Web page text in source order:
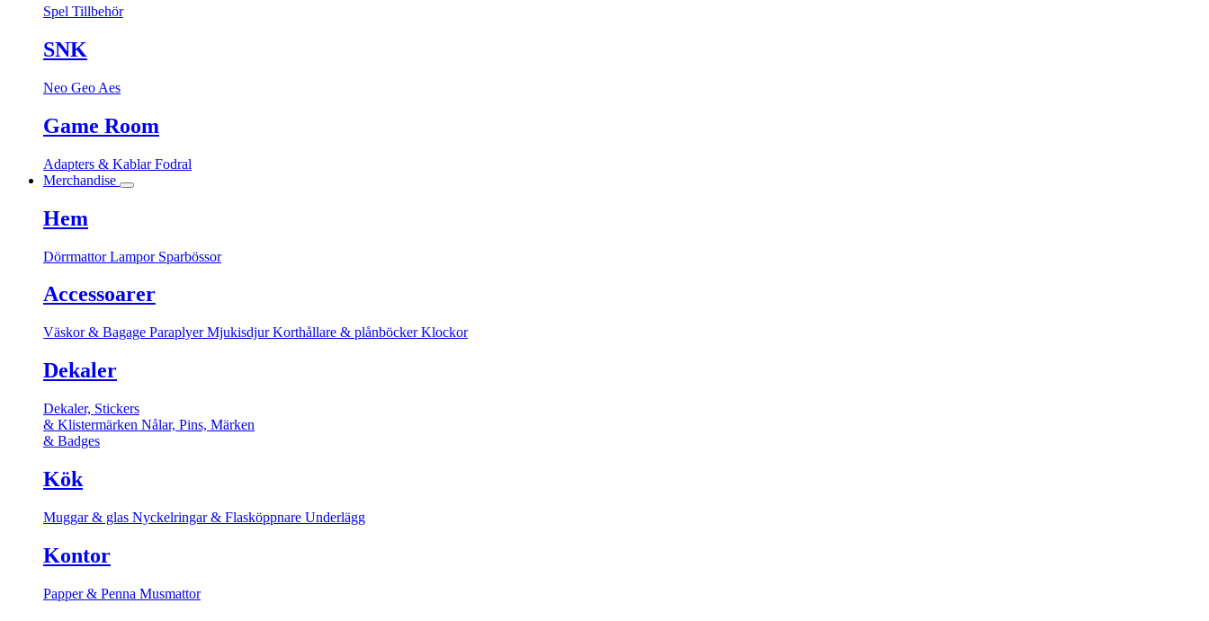
Spel Tillbehör
SNK
Neo Geo Aes
Game Room
Adapters & KablarFodral
Merchandise
Hem
DörrmattorLampor Sparbössor
Accessoarer
Väskor & Bagage ParaplyerMjukisdjurKorthållare & plånböckerKlockor
Dekaler
Dekaler, Stickers
& Klistermärken Nålar, Pins, Märken
& Badges
Kök
Muggar & glas Nyckelringar & Flasköppnare Underlägg
Kontor
Papper & Penna Musmattor